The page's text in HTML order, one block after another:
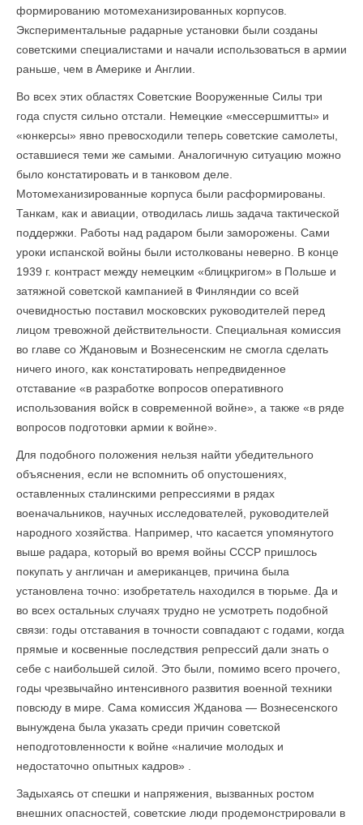
формированию мотомеханизированных корпусов.
Экспериментальные радарные установки были созданы
советскими специалистами и начали использоваться в армии
раньше, чем в Америке и Англии.
Во всех этих областях Советские Вооруженные Силы три
года спустя сильно отстали. Немецкие «мессершмитты» и
«юнкерсы» явно превосходили теперь советские самолеты,
оставшиеся теми же самыми. Аналогичную ситуацию можно
было констатировать и в танковом деле.
Мотомеханизированные корпуса были расформированы.
Танкам, как и авиации, отводилась лишь задача тактической
поддержки. Работы над радаром были заморожены. Сами
уроки испанской войны были истолкованы неверно. В конце
1939 г. контраст между немецким «блицкригом» в Польше и
затяжной советской кампанией в Финляндии со всей
очевидностью поставил московских руководителей перед
лицом тревожной действительности. Специальная комиссия
во главе со Ждановым и Вознесенским не смогла сделать
ничего иного, как констатировать непредвиденное
отставание «в разработке вопросов оперативного
использования войск в современной войне», а также «в ряде
вопросов подготовки армии к войне».
Для подобного положения нельзя найти убедительного
объясне­ния, если не вспомнить об опустошениях,
оставленных сталинскими репрессиями в рядах
военачальников, научных исследователей, руководителей
народного хозяйства. Например, что касается упомянутого
выше радара, который во время войны СССР пришлось
покупать у англичан и американцев, причина была
установлена точно: изобретатель находился в тюрьме. Да и
во всех остальных случаях трудно не усмотреть подобной
связи: годы отставания в точности совпадают с годами, когда
прямые и косвенные последствия репрессий дали знать о
себе с наибольшей силой. Это были, помимо всего прочего,
годы чрезвычайно интенсивного развития военной техники
повсюду в мире. Сама комиссия Жданова — Вознесенского
вынуждена была указать среди причин советской
неподготовленности к войне «наличие молодых и
недостаточно опытных кадров» .
Задыхаясь от спешки и напряжения, вызванных ростом
внешних опасностей, советские люди продемонстрировали в